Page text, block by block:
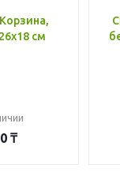
см
₸